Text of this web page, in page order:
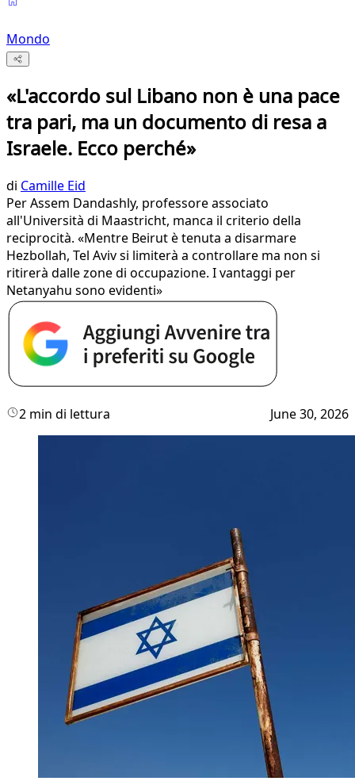
Mondo
«L'accordo sul Libano non è una pace
tra pari, ma un documento di resa a
Israele. Ecco perché»
di Camille Eid
Per Assem Dandashly, professore associato
all'Università di Maastricht, manca il criterio della
reciprocità. «Mentre Beirut è tenuta a disarmare
Hezbollah, Tel Aviv si limiterà a controllare ma non si
ritirerà dalle zone di occupazione. I vantaggi per
Netanyahu sono evidenti»
2 min di lettura June 30, 2026